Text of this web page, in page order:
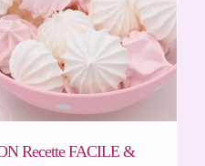
Recette FACILE &